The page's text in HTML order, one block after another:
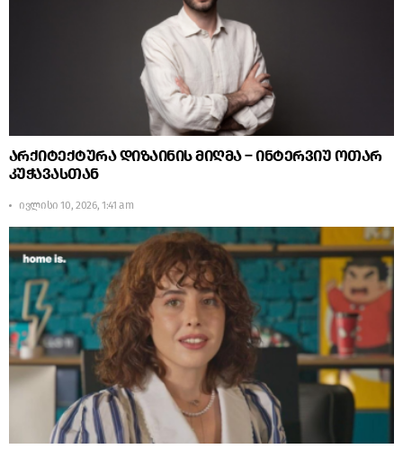
არქიტექტურა დიზაინის მიღმა – ინტერვიუ ოთარ
კუჭავასთან
ივლისი 10, 2026, 1:41 am